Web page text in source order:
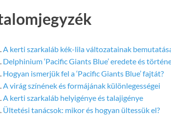
A kerti szarkaláb kék-lila változatainak
Delphinium ‘Pacific Giants Blue’ eredete és
Hogyan ismerjük fel a ‘Pacific Giants Blue’ fajtát?
A virág színének és formájának különlegességei
A kerti szarkaláb helyigénye és talajigénye
Ültetési tanácsok: mikor és hogyan ültessük el?